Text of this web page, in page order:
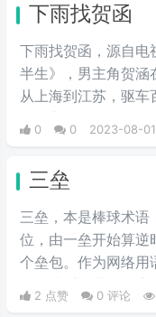
下雨找贺函
下雨找贺函，源自电
半生》，男主角贺涵
从上海到江苏，驱车
者“下雨天叫贺涵”，
雨天需要一个贺涵”
函”、“我的贺函在哪
用在下雨天发朋友圈
找一个对自己好的男
0 0 2023-08-01
三垒
三垒，本是棒球术语
位，由一垒开始算逆
个垒包。作为网络用
种层次，二垒则指
2 点赞 0 评论